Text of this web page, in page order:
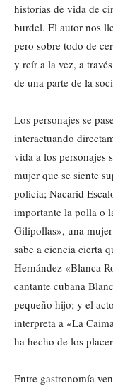
historias de vida de
burdel. El autor nos
pero sobre todo de
y reír a la vez, a
de una parte de la
Los personajes se
interactuando
vida a los personajes
mujer que se siente
policía; Nacarid
importante la polla o
Gilipollas», una
sabe a ciencia cierta
Hernández «Blanca
cantante cubana
pequeño hijo; y el
interpreta a «La
ha hecho de los
Entre gastronomía